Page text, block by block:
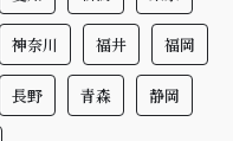
神奈川 福井 福岡
長野 青森 静岡